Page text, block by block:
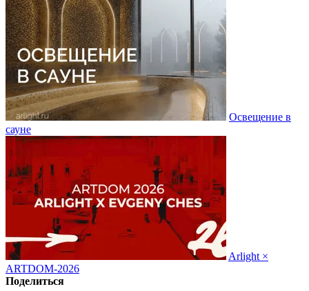
Освещение в
сауне
Arlight ×
ARTDOM-2026
Поделиться